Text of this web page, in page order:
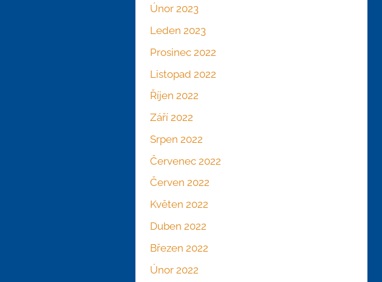
Únor 2023
Leden 2023
Prosinec 2022
Listopad 2022
Říjen 2022
Září 2022
Srpen 2022
Červenec 2022
Červen 2022
Květen 2022
Duben 2022
Březen 2022
Únor 2022